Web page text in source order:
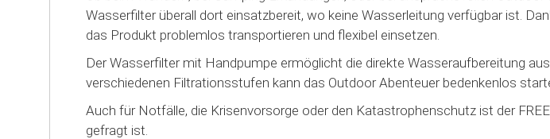
Wasserfilter überall dort einsatzbereit, wo keine Wasserleitung verfügbar ist.
das Produkt problemlos transportieren und flexibel einsetzen.
Der Wasserfilter mit Handpumpe ermöglicht die direkte Wasseraufbereitung
verschiedenen Filtrationsstufen kann das Outdoor Abenteuer bedenkenlos
Auch für Notfälle, die Krisenvorsorge oder den Katastrophenschutz ist der
gefragt ist.